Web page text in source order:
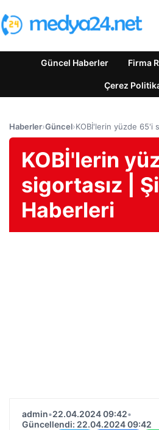
Güncel Haberler Firma
Çerez
Haberler›Güncel›KOBİ'lerin yüzde 65'i
KOBİ'lerin
sigortasız |
Haberleri
admin•22.04.2024 09:42•
Güncellendi: 22.04.2024 09:42